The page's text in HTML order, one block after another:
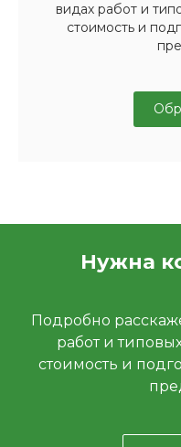
видах работ и
стоимость и
Нужна
Подробно
работ и
стоимость и